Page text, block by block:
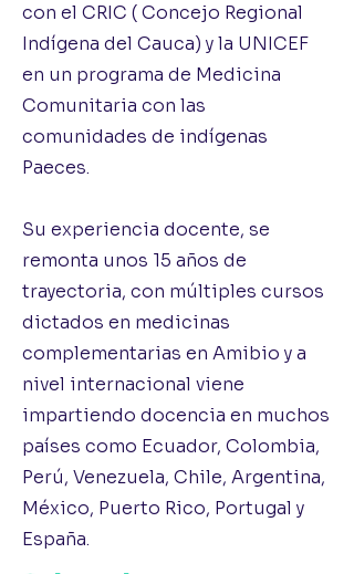
con el CRIC ( Concejo Regional
Indígena del Cauca) y la UNICEF
en un programa de Medicina
Comunitaria con las
comunidades de indígenas
Paeces.
Su experiencia docente, se
remonta unos 15 años de
trayectoria, con múltiples cursos
dictados en medicinas
complementarias en Amibio y a
nivel internacional viene
impartiendo docencia en muchos
países como Ecuador, Colombia,
Perú, Venezuela, Chile, Argentina,
México, Puerto Rico, Portugal y
España.